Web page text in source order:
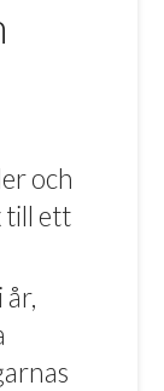
och
till ett